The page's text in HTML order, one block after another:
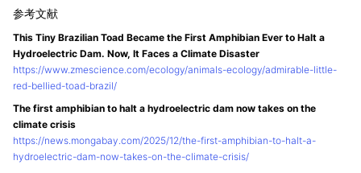
This Tiny Brazilian Toad Became the First Amphibian Ever to Halt a
Hydroelectric Dam. Now, It Faces a Climate Disaster
https://www.zmescience.com/ecology/animals-ecology/admirable-little-
red-bellied-toad-brazil/
The first amphibian to halt a hydroelectric dam now takes on the
climate crisis
https://news.mongabay.com/2025/12/the-first-amphibian-to-halt-a-
hydroelectric-dam-now-takes-on-the-climate-crisis/